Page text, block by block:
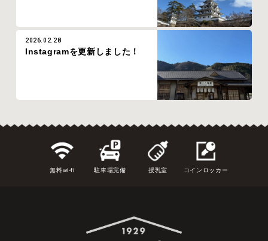
2026.02.28
Instagramを更新しました！
無料wi-fi 駐車場完備 授乳室 コインロッカー